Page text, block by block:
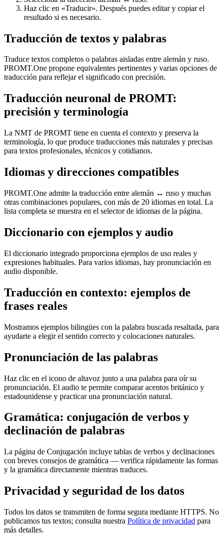
Haz clic en «Traducir». Después puedes editar y copiar el
resultado si es necesario.
Traducción de textos y palabras
Traduce textos completos o palabras aisladas entre alemán y ruso.
PROMT.One propone equivalentes pertinentes y varias opciones de
traducción para reflejar el significado con precisión.
Traducción neuronal de PROMT:
precisión y terminología
La NMT de PROMT tiene en cuenta el contexto y preserva la
terminología, lo que produce traducciones más naturales y precisas
para textos profesionales, técnicos y cotidianos.
Idiomas y direcciones compatibles
PROMT.One admite la traducción entre alemán ↔ ruso y muchas
otras combinaciones populares, con más de 20 idiomas en total. La
lista completa se muestra en el selector de idiomas de la página.
Diccionario con ejemplos y audio
El diccionario integrado proporciona ejemplos de uso reales y
expresiones habituales. Para varios idiomas, hay pronunciación en
audio disponible.
Traducción en contexto: ejemplos de
frases reales
Mostramos ejemplos bilingües con la palabra buscada resaltada, para
ayudarte a elegir el sentido correcto y colocaciones naturales.
Pronunciación de las palabras
Haz clic en el icono de altavoz junto a una palabra para oír su
pronunciación. El audio te permite comparar acentos británico y
estadounidense y practicar una pronunciación natural.
Gramática: conjugación de verbos y
declinación de palabras
La página de Conjugación incluye tablas de verbos y declinaciones
con breves consejos de gramática — verifica rápidamente las formas
y la gramática directamente mientras traduces.
Privacidad y seguridad de los datos
Todos los datos se transmiten de forma segura mediante HTTPS. No
publicamos tus textos; consulta nuestra Política de privacidad para
más detalles.